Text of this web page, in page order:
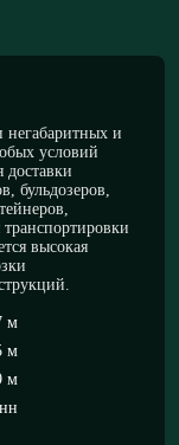
негабаритных и
условий
бульдозеров,
высокая
м
м
м